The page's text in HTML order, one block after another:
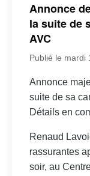
Annonce
la suite de
AVC
Publié le mardi
Annonce
suite de sa
Détails en
Renaud
rassurantes
soir, au